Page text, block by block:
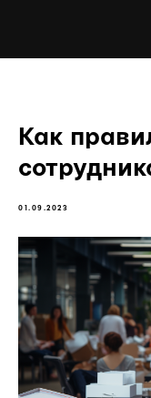
Как
01.09.2023